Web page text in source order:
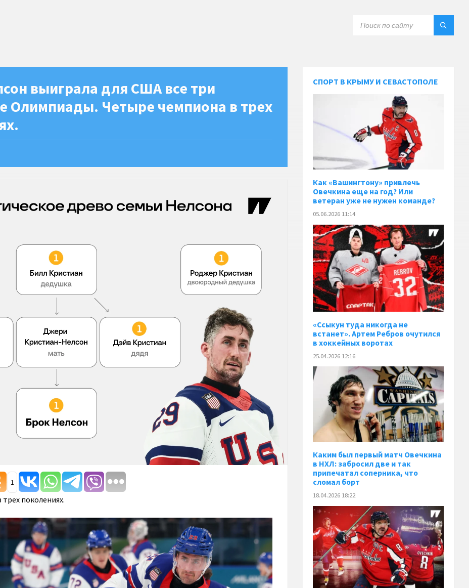
выиграла для США все три
Олимпиады. Четыре чемпиона в трех
1
поколениях.
СПОРТ В КРЫМУ И СЕВАСТОПОЛЕ
Как «Вашингтону» привлечь
Овечкина еще на год? Или
ветеран уже не нужен команде?
05.06.2026 11:14
«Ссыкун туда никогда не
встанет». Артем Ребров очутился
в хоккейных воротах
25.04.2026 12:16
Каким был первый матч Овечкина
в НХЛ: забросил две и так
припечатал соперника, что
сломал борт
18.04.2026 18:22